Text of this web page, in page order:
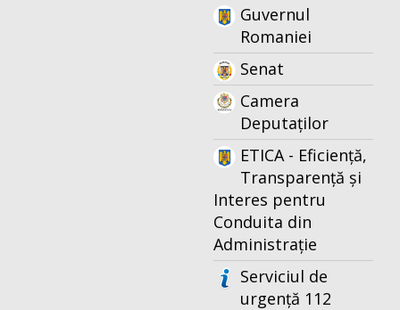
Guvernul
Romaniei
Senat
Camera
Deputaților
ETICA - Eficiență,
Transparență și
Interes pentru
Conduita din
Administrație
Serviciul de
urgență 112